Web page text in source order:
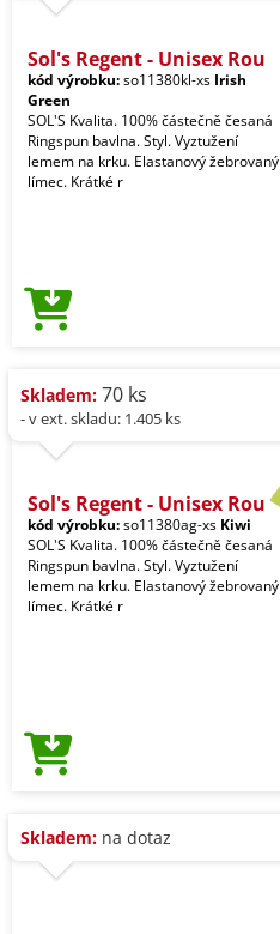
Sol's Regent - Unisex Rou
kód výrobku:so11380kl-xs Irish
Green
SOL'S Kvalita. 100% částečně česaná
Ringspun bavlna. Styl. Vyztužení
lemem na krku. Elastanový žebrovaný
límec. Krátké r
Skladem: 70 ks
- v ext. skladu: 1.405 ks
Sol's Regent - Unisex Rou
kód výrobku:so11380ag-xs Kiwi
SOL'S Kvalita. 100% částečně česaná
Ringspun bavlna. Styl. Vyztužení
lemem na krku. Elastanový žebrovaný
límec. Krátké r
Skladem: na dotaz